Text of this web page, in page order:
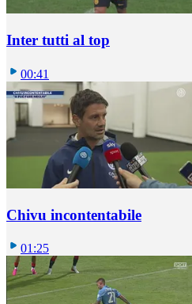
Inter tutti al top
00:41
Chivu incontentabile
01:25